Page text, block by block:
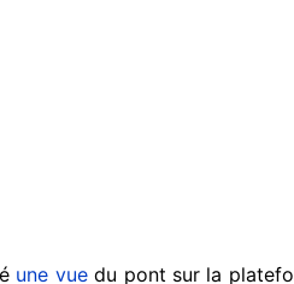
une vuedu pont sur la